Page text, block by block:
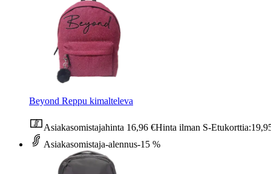
Beyond Reppu kimalteleva
Asiakasomistajahinta 16,96 €Hinta ilman S-Etukorttia:
Asiakasomistaja-alennus-15 %